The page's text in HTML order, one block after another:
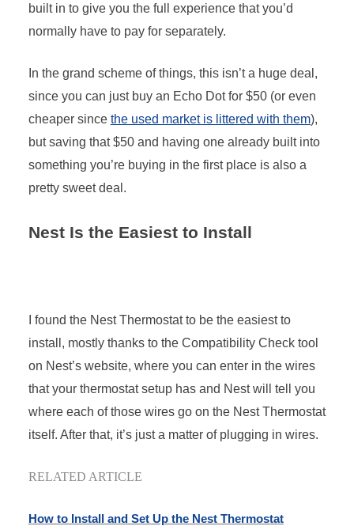
built in to give you the full experience that you’d
normally have to pay for separately.
In the grand scheme of things, this isn’t a huge deal,
since you can just buy an Echo Dot for $50 (or even
cheaper since the used market is littered with them),
but saving that $50 and having one already built into
something you’re buying in the first place is also a
pretty sweet deal.
Nest Is the Easiest to Install
I found the Nest Thermostat to be the easiest to
install, mostly thanks to the Compatibility Check tool
on Nest’s website, where you can enter in the wires
that your thermostat setup has and Nest will tell you
where each of those wires go on the Nest Thermostat
itself. After that, it’s just a matter of plugging in wires.
RELATED ARTICLE
How to Install and Set Up the Nest Thermostat